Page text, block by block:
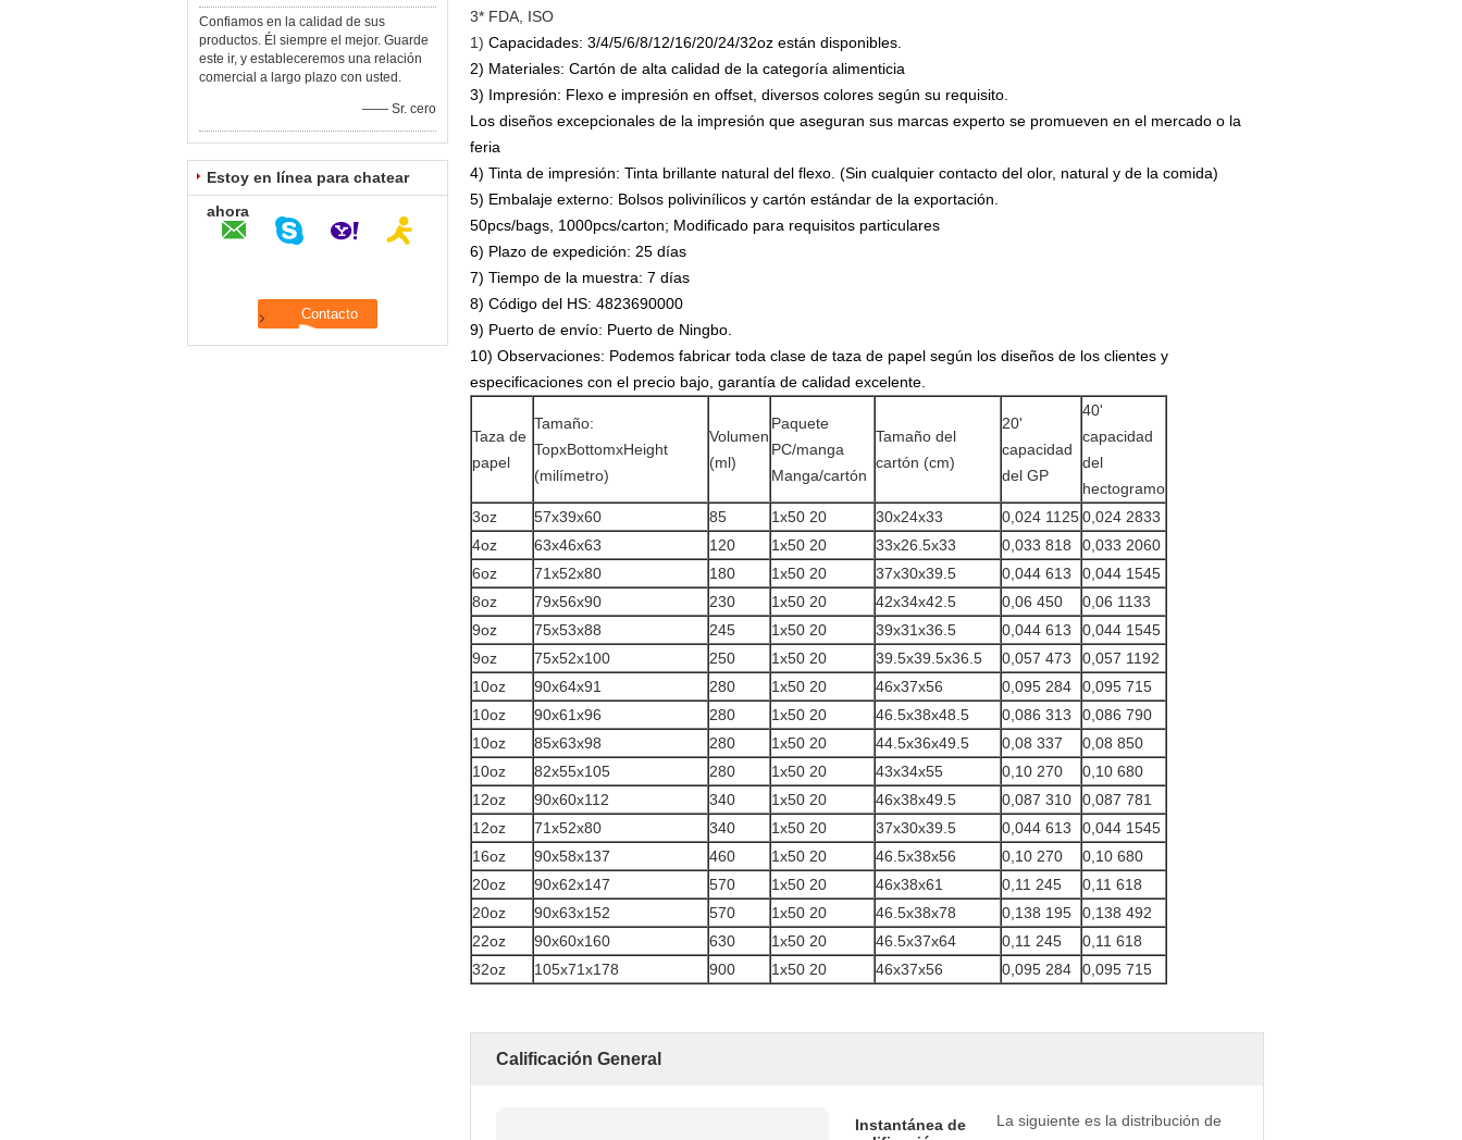
Confiamos en la calidad de sus
productos. Él siempre el mejor. Guarde
este ir, y estableceremos una relación
comercial a largo plazo con usted.
—— Sr. cero
Estoy en línea para chatear
ahora
3* FDA, ISO
1) Capacidades: 3/4/5/6/8/12/16/20/24/32oz están disponibles.
2) Materiales: Cartón de alta calidad de la categoría alimenticia
3) Impresión: Flexo e impresión en offset, diversos colores según su requisito.
Los diseños excepcionales de la impresión que aseguran sus marcas experto se promueven en el mercado o la
feria
4) Tinta de impresión: Tinta brillante natural del flexo. (Sin cualquier contacto del olor, natural y de la comida)
5) Embalaje externo: Bolsos polivinílicos y cartón estándar de la exportación.
50pcs/bags, 1000pcs/carton; Modificado para requisitos particulares
6) Plazo de expedición: 25 días
7) Tiempo de la muestra: 7 días
8) Código del HS: 4823690000
9) Puerto de envío: Puerto de Ningbo.
10) Observaciones: Podemos fabricar toda clase de taza de papel según los diseños de los clientes y
especificaciones con el precio bajo, garantía de calidad excelente.
Taza de
papel
Tamaño:
TopxBottomxHeight
(milímetro)
Volumen
(ml)
Paquete
PC/manga
Manga/cartón
Tamaño del
cartón (cm)
20'
capacidad
del GP
40'
capacidad
del
hectogramo
3oz
57x39x60 85 1x50 20 30x24x33 0,024 11250,024 2833
4oz
63x46x63 120 1x50 20 33x26.5x33 0,033 818
0,033 2060
6oz
71x52x80 180 1x50 20 37x30x39.5 0,044 613
0,044 1545
8oz
79x56x90 230 1x50 20 42x34x42.5 0,06 450
0,06 1133
9oz
75x53x88 245 1x50 20 39x31x36.5 0,044 613
0,044 1545
9oz
75x52x100 250 1x50 20 39.5x39.5x36.5 0,057 473
0,057 1192
10oz
90x64x91 280 1x50 20 46x37x56 0,095 284
0,095 715
10oz
90x61x96 280 1x50 20 46.5x38x48.5 0,086 313
0,086 790
10oz
85x63x98 280 1x50 20 44.5x36x49.5 0,08 337
0,08 850
10oz
82x55x105 280 1x50 20 43x34x55 0,10 270
0,10 680
12oz
90x60x112 340 1x50 20 46x38x49.5 0,087 310
0,087 781
12oz
71x52x80 340 1x50 20 37x30x39.5 0,044 613
0,044 1545
16oz
90x58x137 460 1x50 20 46.5x38x56 0,10 270
0,10 680
20oz
90x62x147 570 1x50 20 46x38x61 0,11 245
0,11 618
20oz
90x63x152 570 1x50 20 46.5x38x78 0,138 195
0,138 492
22oz
90x60x160 630 1x50 20 46.5x37x64 0,11 245
0,11 618
32oz
105x71x178 900 1x50 20 46x37x56 0,095 284 0,095 715
Calificación General
Instantánea de
La siguiente es la distribución de